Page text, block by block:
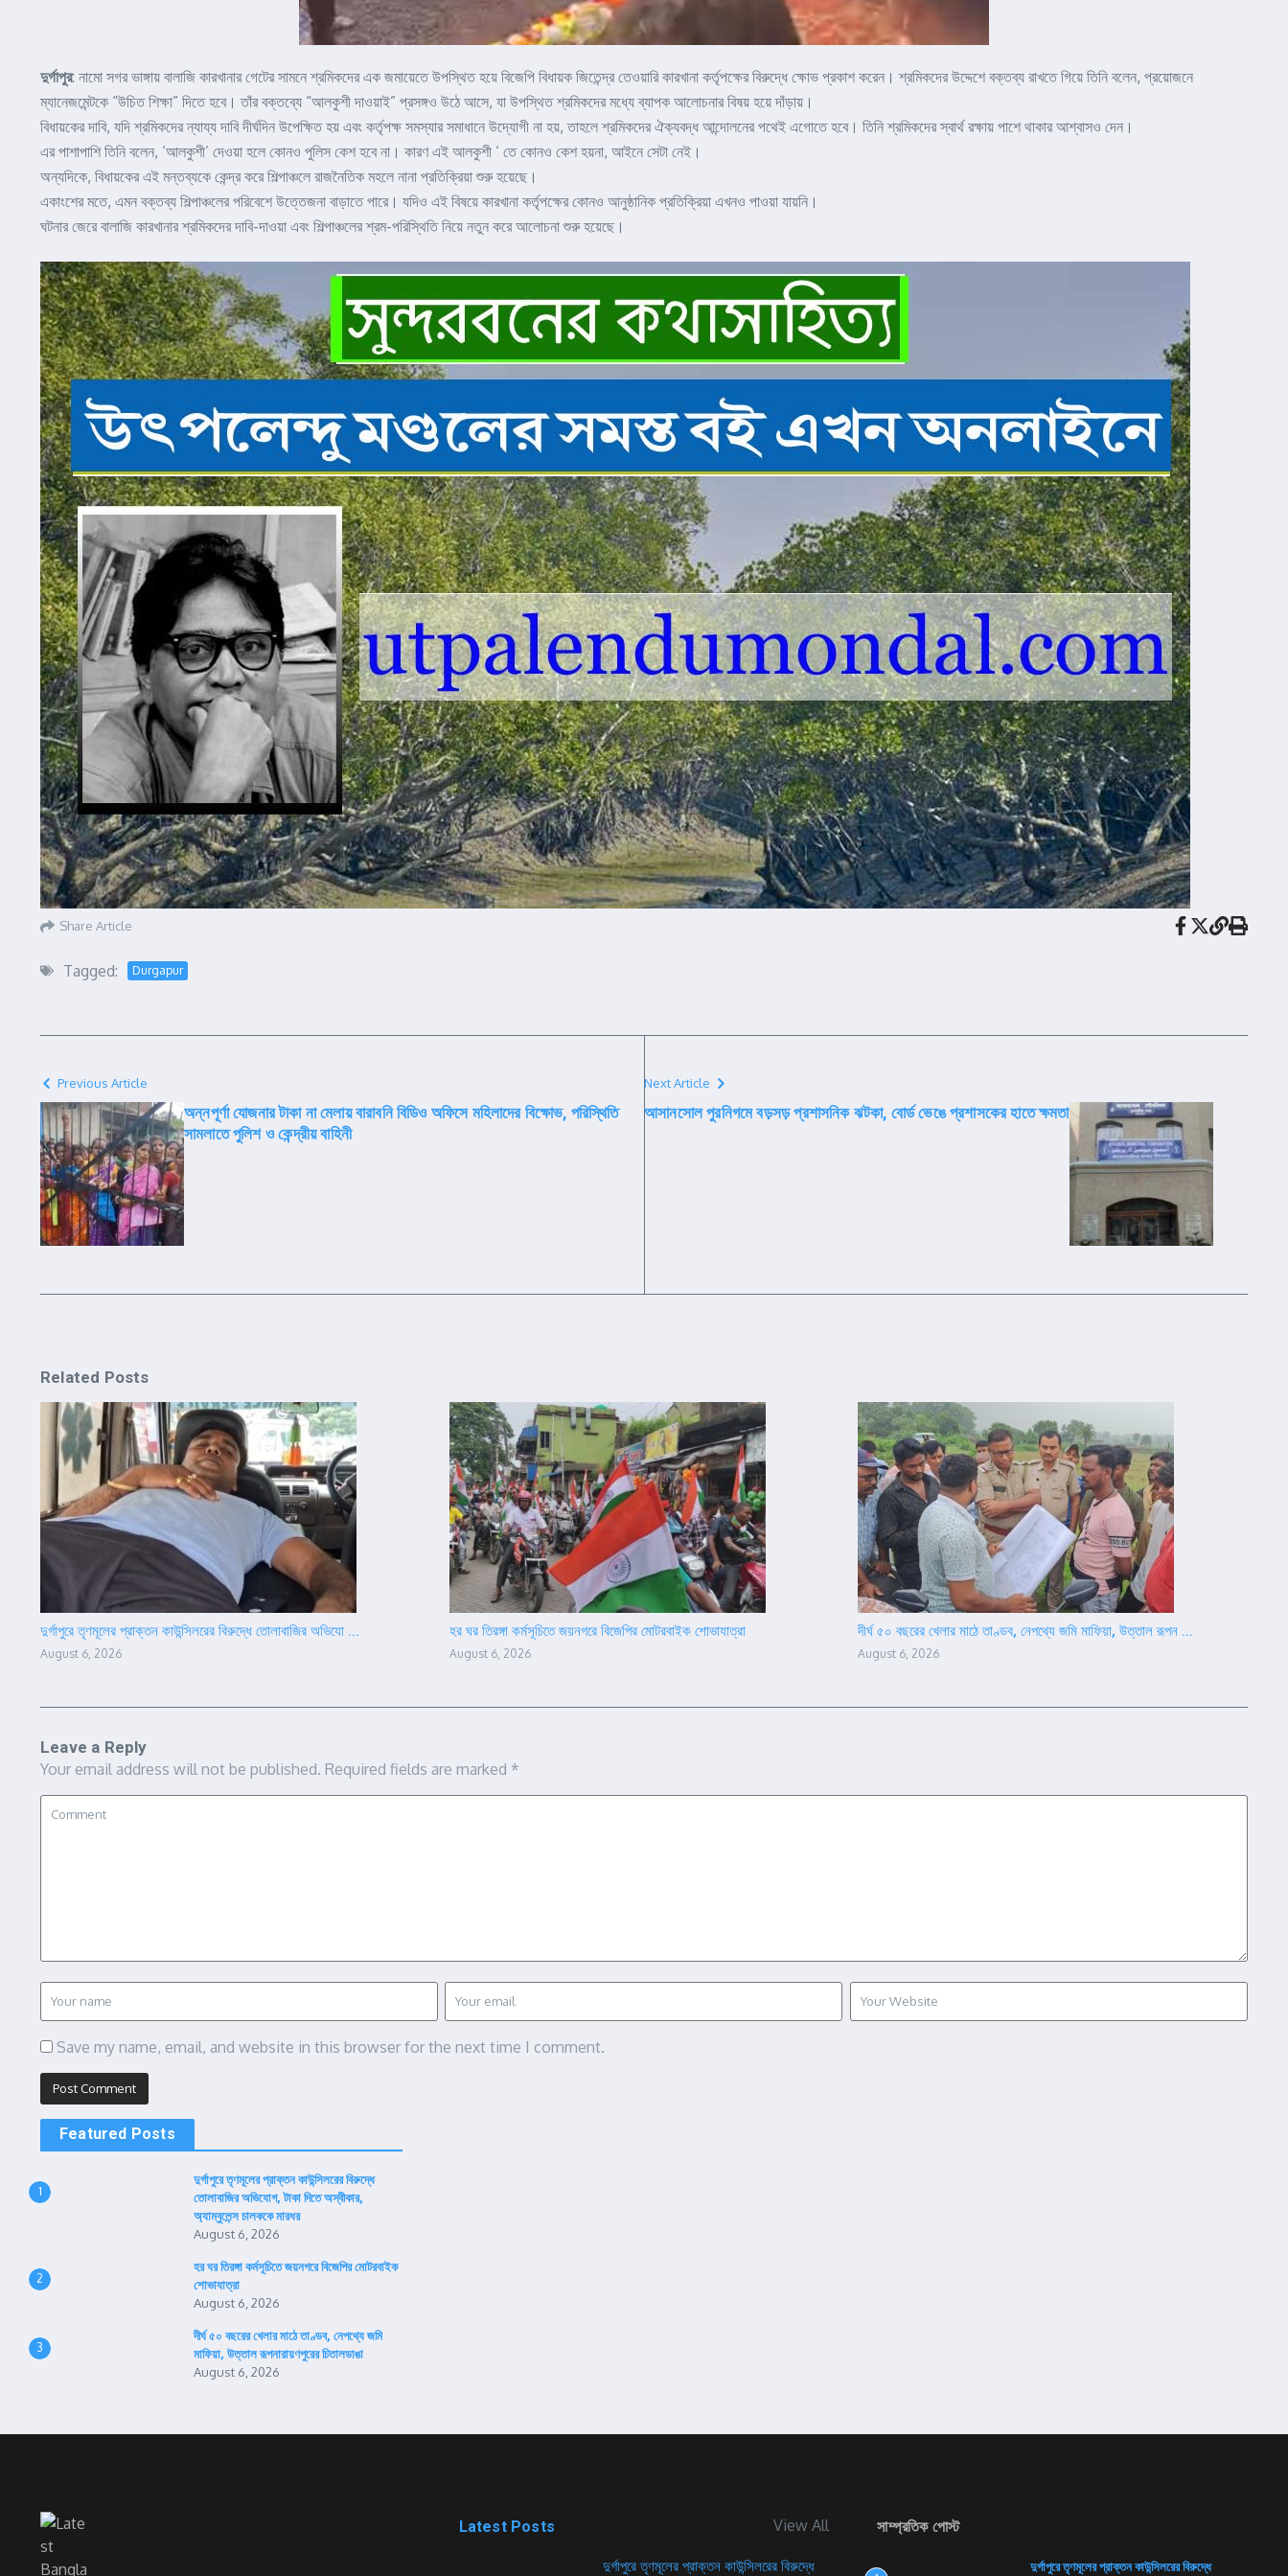
দুর্গাপুর: নামো সগর ভাঙ্গায় বালাজি কারখানার গেটের সামনে শ্রমিকদের এক জমায়েতে উপস্থিত হয়ে বিজেপি বিধায়ক জিতেন্দ্র তেওয়ারি কারখানা কর্তৃপক্ষের বিরুদ্ধে ক্ষোভ প্রকাশ করেন। শ্রমিকদের উদ্দেশে বক্তব্য রাখতে গিয়ে তিনি বলেন, প্রয়োজনে
ম্যানেজমেন্টকে “উচিত শিক্ষা” দিতে হবে। তাঁর বক্তব্যে “আলকুশী দাওয়াই” প্রসঙ্গও উঠে আসে, যা উপস্থিত শ্রমিকদের মধ্যে ব্যাপক আলোচনার বিষয় হয়ে দাঁড়ায়।
বিধায়কের দাবি, যদি শ্রমিকদের ন্যায্য দাবি দীর্ঘদিন উপেক্ষিত হয় এবং কর্তৃপক্ষ সমস্যার সমাধানে উদ্যোগী না হয়, তাহলে শ্রমিকদের ঐক্যবদ্ধ আন্দোলনের পথেই এগোতে হবে। তিনি শ্রমিকদের স্বার্থ রক্ষায় পাশে থাকার আশ্বাসও দেন।
এর পাশাপাশি তিনি বলেন, ‘আলকুশী’ দেওয়া হলে কোনও পুলিস কেশ হবে না। কারণ এই আলকুশী ‘ তে কোনও কেশ হয়না, আইনে সেটা নেই।
অন্যদিকে, বিধায়কের এই মন্তব্যকে কেন্দ্র করে শিল্পাঞ্চলে রাজনৈতিক মহলে নানা প্রতিক্রিয়া শুরু হয়েছে।
একাংশের মতে, এমন বক্তব্য শিল্পাঞ্চলের পরিবেশে উত্তেজনা বাড়াতে পারে। যদিও এই বিষয়ে কারখানা কর্তৃপক্ষের কোনও আনুষ্ঠানিক প্রতিক্রিয়া এখনও পাওয়া যায়নি।
ঘটনার জেরে বালাজি কারখানার শ্রমিকদের দাবি-দাওয়া এবং শিল্পাঞ্চলের শ্রম-পরিস্থিতি নিয়ে নতুন করে আলোচনা শুরু হয়েছে।
Share Article
Tagged: Durgapur
Previous Article
অন্নপূর্ণা যোজনার টাকা না মেলায় বারাবনি বিডিও অফিসে মহিলাদের বিক্ষোভ, পরিস্থিতি
সামলাতে পুলিশ ও কেন্দ্রীয় বাহিনী
Next Article
আসানসোল পুরনিগমে বড়সড় প্রশাসনিক ঝটকা, বোর্ড ভেঙে প্রশাসকের হাতে ক্ষমতা
Related Posts
দুর্গাপুরে তৃণমূলের প্রাক্তন কাউন্সিলরের বিরুদ্ধে তোলাবাজির অভিযো ...
August 6, 2026
হর ঘর তিরঙ্গা কর্মসূচিতে জয়নগরে বিজেপির মোটরবাইক শোভাযাত্রা
August 6, 2026
দীর্ঘ ৫০ বছরের খেলার মাঠে তাণ্ডব, নেপথ্যে জমি মাফিয়া, উত্তাল রূপন ...
August 6, 2026
Leave a Reply
Your email address will not be published. Required fields are marked *
Save my name, email, and website in this browser for the next time I comment.
Featured Posts
1
দুর্গাপুরে তৃণমূলের প্রাক্তন কাউন্সিলরের বিরুদ্ধে
তোলাবাজির অভিযোগ, টাকা দিতে অস্বীকার,
অ্যাম্বুলেন্স চালককে মারধর
August 6, 2026
2
হর ঘর তিরঙ্গা কর্মসূচিতে জয়নগরে বিজেপির মোটরবাইক
শোভাযাত্রা
August 6, 2026
3
দীর্ঘ ৫০ বছরের খেলার মাঠে তাণ্ডব, নেপথ্যে জমি
মাফিয়া, উত্তাল রূপনারায়ণপুরের চিতালডাঙা
August 6, 2026
Latest Posts View All
দুর্গাপুরে তৃণমূলের প্রাক্তন কাউন্সিলরের বিরুদ্ধে
সাম্প্রতিক পোস্ট
দুর্গাপুরে তৃণমূলের প্রাক্তন কাউন্সিলরের বিরুদ্ধে